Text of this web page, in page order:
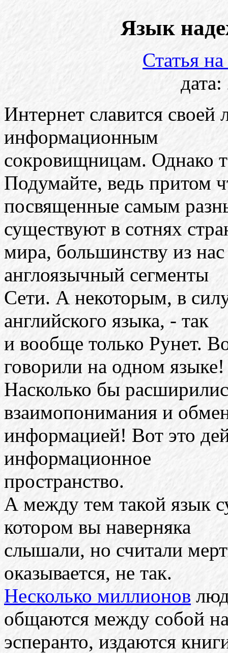
Язык
Статья
Интернет славится
информационным
сокровищницам. Однако
Подумайте, ведь притом
посвященные самым
существуют в сотнях
мира, большинству из
англоязычный сегменты
Сети. А некоторым, в
английского языка, - так
и вообще только Рунет.
говорили на одном языке!
Насколько бы
взаимопонимания и
информацией! Вот это
информационное
пространство.
А между тем такой язык
котором вы наверняка
слышали, но считали
оказывается, не так.
Несколько миллионов
общаются между собой
эсперанто, издаются